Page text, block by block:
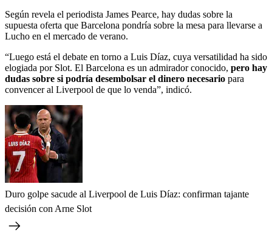
Según revela el periodista James Pearce, hay dudas sobre la
supuesta oferta que Barcelona pondría sobre la mesa para llevarse a
Lucho en el mercado de verano.
“Luego está el debate en torno a Luis Díaz, cuya versatilidad ha sido
elogiada por Slot. El Barcelona es un admirador conocido, pero hay
dudas sobre si podría desembolsar el dinero necesario para
convencer al Liverpool de que lo venda”, indicó.
Duro golpe sacude al Liverpool de Luis Díaz: confirman tajante
decisión con Arne Slot